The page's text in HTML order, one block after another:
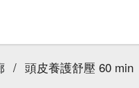
/ 頭皮養護舒壓 60 min